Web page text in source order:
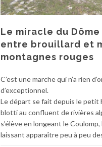
Le miracle du
entre brouillard et
montagnes rouges
C’est une marche qui n’a rien
d’exceptionnel.
Le départ se fait depuis le petit
blotti au confluent de rivières
s’élève en longeant le Coulomp,
laissant apparaître peu à peu